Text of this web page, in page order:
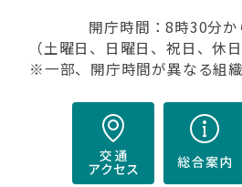
開庁時間：8時30分
（土曜日、日曜日、祝日、休
※一部、開庁時間が異なる組織